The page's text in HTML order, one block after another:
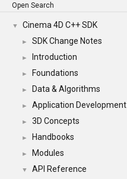
Open Search
▼ Cinema 4D C++ SDK
► SDK Change Notes
► Introduction
► Foundations
► Data & Algorithms
► Application Development
► 3D Concepts
► Handbooks
► Modules
▼ API Reference